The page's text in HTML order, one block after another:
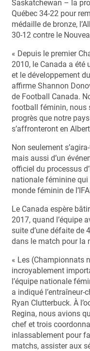
Saskatchewan – la
Québec 34-22 pour
médaille de bronze,
30-12 contre le
« Depuis le premier
2010, le Canada a été
et le développement
affirme Shannon
de Football Canada.
football féminin, nous
progrès que notre
s’affronteront en
Non seulement
mais aussi d’un
officiel du processus
nationale féminine
monde féminin de
Le Canada espère
2017, quand l’équipe
suite d’une défaite de
dans le match pour la
« Les (Championnats
incroyablement
l’équipe nationale
a indiqué l’entraîneur-
Ryan Clutterbuck. À
Regina, nous avions
chef et trois
inlassablement pour
matchs, assister aux